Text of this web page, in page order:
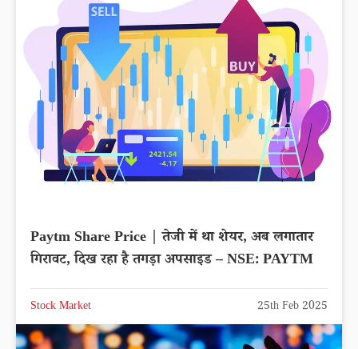
Paytm Share Price | तेजी में था शेयर, अब लगातार
गिरावट, दिख रहा है तगड़ा अपसाइड – NSE: PAYTM
Stock Market 25th Feb 2025